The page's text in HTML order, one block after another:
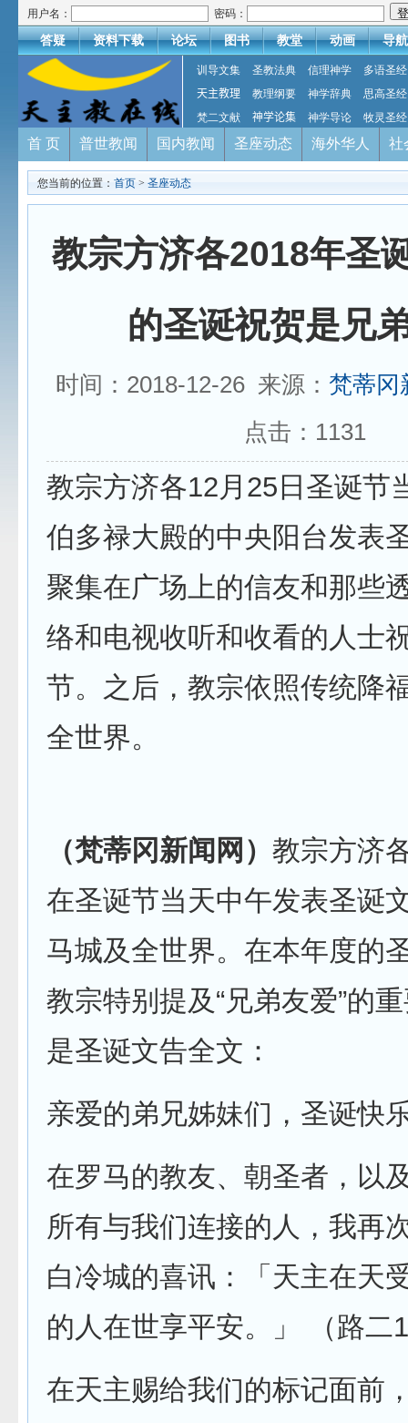
用户名： 密码：
答疑 资料下载 论坛 图书 教堂 动画 导航
训导文集 圣教法典 信理神学
多语圣经
天主教理
教理纲要 神学辞典
思高圣经
梵二文献
神学论集 神学导论 牧灵圣经
首 页 普世教闻 国内教闻 圣座动态 海外华人 社
您当前的位置： 首页 > 圣座动态
教宗方济各2018年圣
的圣诞祝贺是兄
时间：2018-12-26 来源： 梵蒂冈
点击： 1131
教宗方济各12月25日圣诞节
伯多禄大殿的中央阳台发表
聚集在广场上的信友和那些
络和电视收听和收看的人士
节。之后，教宗依照传统降
全世界。
（梵蒂冈新闻网） 教宗方济
在圣诞节当天中午发表圣诞
马城及全世界。在本年度的
教宗特别提及“兄弟友爱”的
是圣诞文告全文：
亲爱的弟兄姊妹们，圣诞快
在罗马的教友、朝圣者，以
所有与我们连接的人，我再
白冷城的喜讯：「天主在天
的人在世享平安。」 （路二
在天主赐给我们的标记面前